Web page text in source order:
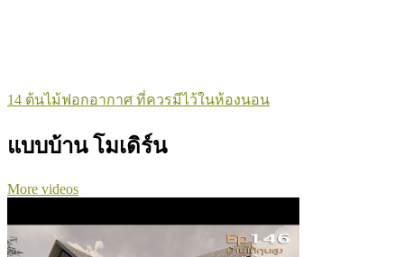
14 ต้นไม้ฟอกอากาศ ที่ควรมีไว้ในห้องนอน
แบบบ้าน โมเดิร์น
More videos